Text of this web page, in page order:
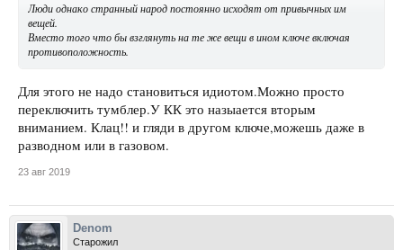
Люди однако странный народ постоянно исходят от привычных им
вещей.
Вместо того что бы взглянуть на те же вещи в ином ключе включая
противоположность.
Для этого не надо становиться идиотом.Можно просто
переключить тумблер.У КК это назыается вторым
вниманием. Клац!! и гляди в другом ключе,можешь даже в
разводном или в газовом.
23 авг 2019
Denom
Старожил